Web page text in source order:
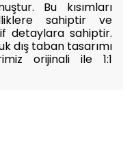
Bu kısımları
sahiptir ve
detaylara sahiptir.
dış taban tasarımı
orijinali ile 1:1